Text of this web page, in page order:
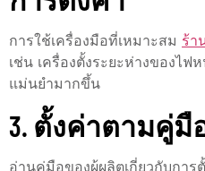
การใช้เครื่องมือที่เหมาะสม ร้า
เช่น เครื่องตั้งระยะห่างของไ
แม่นยำมากขึ้น
3. ตั้งค่าตามคู่มื
อ่านคู่มือของผู้ผลิตเกี่ยวกับการ